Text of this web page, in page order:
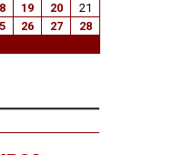
19 20
21
26 27
28